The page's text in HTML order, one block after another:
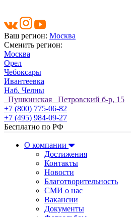
Ваш регион: Москва
Сменить регион:
Москва
Орел
Чебоксары
Ивантеевка
Наб. Челны
Пушкинская Петровский б-р, 15
+7 (800) 775-06-82
+7 (495) 984-09-27
Бесплатно по РФ
О компании
Достижения
Контакты
Новости
Благотворительность
СМИ о нас
Вакансии
Документы